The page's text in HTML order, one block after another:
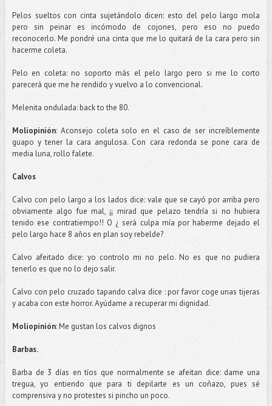
Pelos sueltos con cinta sujetándolo dicen: esto del pelo largo mola
pero sin peinar es incómodo de cojones, pero eso no puedo
reconocerlo. Me pondré una cinta que me lo quitará de la cara pero sin
hacerme coleta.
Pelo en coleta: no soporto más el pelo largo pero si me lo corto
parecerá que me he rendido y vuelvo a lo convencional.
Melenita ondulada:backto the 80.
Moliopinión: Aconsejo coleta solo en el caso de serincreíblemente
guapo y tener la cara angulosa. Con cara redonda se pone cara de
media luna, rollofalete.
Calvos
Calvo con pelo largo a los lados dice: vale que se cayó por arriba pero
obviamente algo fue mal, ¡¡ mirad que pelazo tendría si no hubiera
tenido ese contratiempo!! O ¿ será culpa mía por haberme dejado el
pelo largo hace 8 años en plan soy rebelde?
Calvo afeitado dice: yo controlo mi no pelo. No es que no pudiera
tenerlo es que no lo dejo salir.
Calvo con pelo cruzado tapando calva dice : por favor coge unas tijeras
y acaba con este horror.Ayúdame a recuperar mi dignidad.
Moliopinión: Me gustan los calvos dignos
Barbas.
Barba de 3 días en tíos que normalmente se afeitan dice: dame una
tregua, yo entiendo que para ti depilarte es uncoñazo, pues sé
comprensiva y no protestes si pincho un poco.